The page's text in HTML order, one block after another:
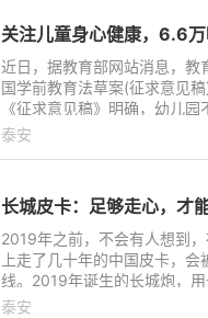
近日，据教育部网站消息，教
国学前教育法草案(征求意见稿
《征求意见稿》明确，幼儿
育内容，不得开展违背学前儿
泰安
长城皮卡：足够走心，才
2019年之前，不会有人想到
上走了几十年的中国皮卡，
线。2019年诞生的长城炮，
台的下线，取得了很多品牌不
泰安